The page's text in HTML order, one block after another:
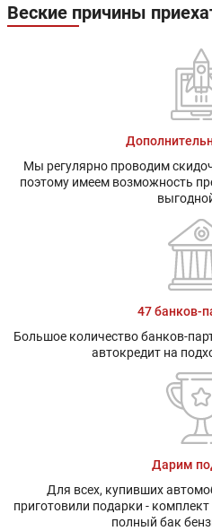
Веские причины
Мы регулярно проводим
поэтому имеем возможность
47 банков-
Большое количество банков-
автокредит на
Дарим
Для всех, купивших
приготовили подарки -
полный бак